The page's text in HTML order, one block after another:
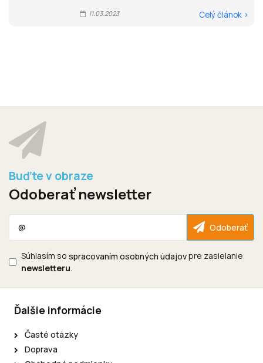
11.03.2023
Celý článok >
Odoberať newsletter
Súhlasím sospracovaním osobných údajovpre zasielanie
newsletteru.
Ďalšie informácie
Časté otázky
Doprava